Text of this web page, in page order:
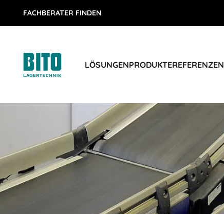
FACHBERATER FINDEN
LÖSUNGENPRODUKTEREFERENZEN